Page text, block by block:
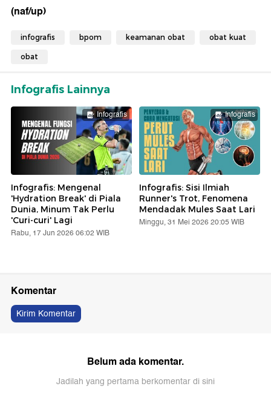
(naf/up)
infografis bpom keamanan obat obat kuat
obat
Infografis Lainnya
Infografis
Infografis: Mengenal
'Hydration Break' di Piala
Dunia, Minum Tak Perlu
'Curi-curi' Lagi
Rabu, 17 Jun 2026 06:02 WIB
Infografis
Infografis: Sisi Ilmiah
Runner's Trot, Fenomena
Mendadak Mules Saat Lari
Minggu, 31 Mei 2026 20:05 WIB
Komentar
Kirim Komentar
Belum ada komentar.
Jadilah yang pertama berkomentar di sini